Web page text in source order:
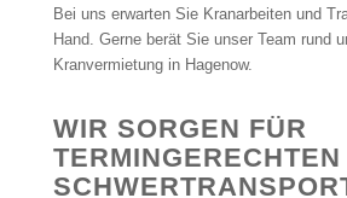
Bei uns erwarten Sie Kranarbeiten und
Hand. Gerne berät Sie unser Team rund
Kranvermietung in Hagenow.
WIR SORGEN FÜR
TERMINGERECHTEN